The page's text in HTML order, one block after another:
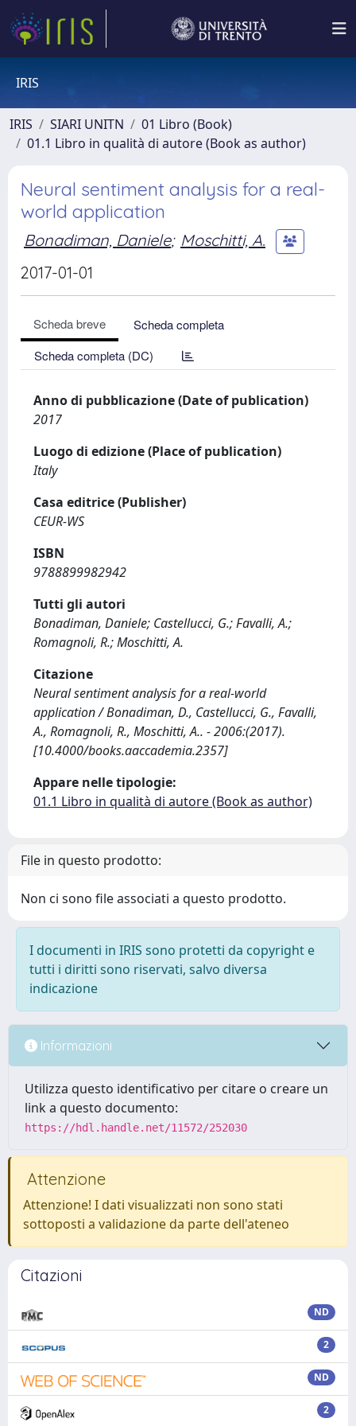
IRIS
IRIS SIARI UNITN
01 Libro (Book)
01.1 Libro in qualità di autore (Book as author)
Neural sentiment analysis for a real-
world application
Bonadiman, Daniele; Moschitti, A.
2017-01-01
Scheda breve
Scheda completa
Scheda completa (DC)
Anno di pubblicazione (Date of publication)
2017
Luogo di edizione (Place of publication)
Italy
Casa editrice (Publisher)
CEUR-WS
ISBN
9788899982942
Tutti gli autori
Bonadiman, Daniele; Castellucci, G.; Favalli, A.;
Romagnoli, R.; Moschitti, A.
Citazione
Neural sentiment analysis for a real-world
application / Bonadiman, D., Castellucci, G., Favalli,
A., Romagnoli, R., Moschitti, A.. - 2006:(2017).
[10.4000/books.aaccademia.2357]
Appare nelle tipologie:
01.1 Libro in qualità di autore (Book as author)
File in questo prodotto:
Non ci sono file associati a questo prodotto.
I documenti in IRIS sono protetti da copyright e
tutti i diritti sono riservati, salvo diversa
indicazione
Informazioni
Utilizza questo identificativo per citare o creare un
link a questo documento:
https://hdl.handle.net/11572/252030
Attenzione
Attenzione! I dati visualizzati non sono stati
sottoposti a validazione da parte dell'ateneo
Citazioni
ND
2
ND
2